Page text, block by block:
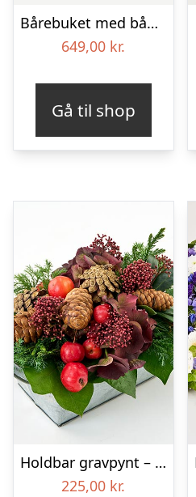
Bårebuket med bånd – Et farverigt farvel
649,00 kr.
Gå til shop
Holdbar gravpynt – Blomster til begravelse
225,00 kr.